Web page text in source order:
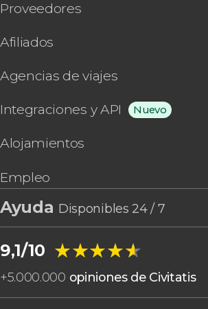
Proveedores
Afiliados
Agencias de viajes
Integraciones y API Nuevo
Alojamientos
Empleo
Ayuda Disponibles 24 / 7
9,1/10 ★★★★★
★★★★★
+5.000.000 opiniones de Civitatis